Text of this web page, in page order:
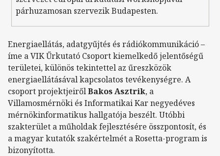
párhuzamosan szervezik Budapesten.
Energiaellátás, adatgyűjtés és rádiókommunikáció –
íme a VIK Űrkutató Csoport kiemelkedő jelentőségű
területei, különös tekintettel az űreszközök
energiaellátásával kapcsolatos tevékenységre. A
csoport projektjeirőlBakos Asztrik, a
Villamosmérnöki és Informatikai Kar negyedéves
mérnökinformatikus hallgatója beszélt. Utóbbi
szakterület a műholdak fejlesztésére összpontosít, és
a magyar kutatók szakértelmét a Rosetta-program is
bizonyította.